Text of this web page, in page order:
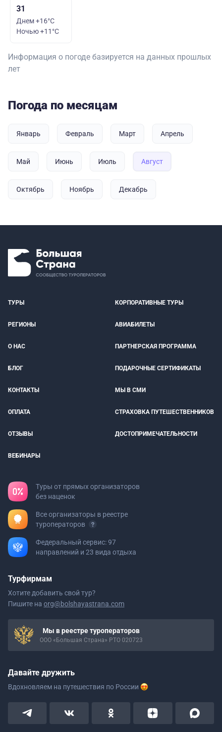
31
Днем +16°C
Ночью +11°C
Информация о погоде базируется на данных прошлых
лет
Погода по месяцам
Январь Февраль Март Апрель
Май Июнь Июль Август
Октябрь Ноябрь Декабрь
ТУРЫ КОРПОРАТИВНЫЕ ТУРЫ
РЕГИОНЫ АВИАБИЛЕТЫ
О НАС ПАРТНЕРСКАЯ ПРОГРАММА
БЛОГ ПОДАРОЧНЫЕ СЕРТИФИКАТЫ
КОНТАКТЫ МЫ В СМИ
ОПЛАТА СТРАХОВКА ПУТЕШЕСТВЕННИКОВ
ОТЗЫВЫ ДОСТОПРИМЕЧАТЕЛЬНОСТИ
ВЕБИНАРЫ
Туры от прямых организаторов
без наценок
Все организаторы в реестре
туроператоров
Федеральный сервис: 97
направлений и 23 вида отдыха
Турфирмам
Хотите добавить свой тур?
Пишите на org@bolshayastrana.com
Мы в реестре туроператоров
ООО «Большая Страна» РТО 020723
Давайте дружить
Вдохновляем на путешествия по России